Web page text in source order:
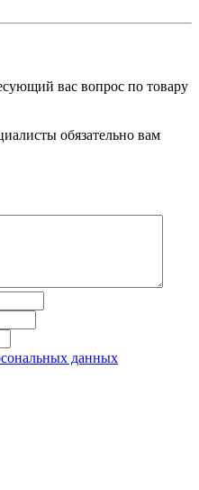
вас вопрос по товару
обязательно вам
данных